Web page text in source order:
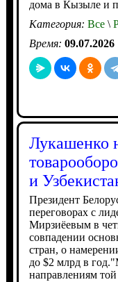
дома в Кызыле и
Категория: Все\
Время: 09.07.2026
Лукашенко
и
Президент
переговорах с
Мирзиёевым в
совпадении
стран, о
до $2 млрд в
направлениям